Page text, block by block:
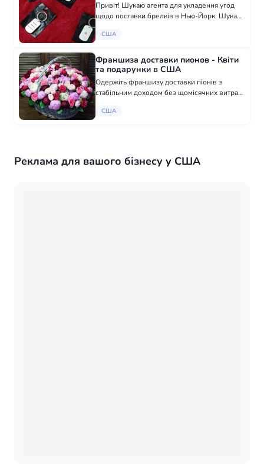
Привіт! Шукаю агента для укладення угод
щодо поставки брелків в Нью-Йорк. Шукаю
щодо поставки моїх брелків із
Нью-Йорка на...
США
Франшиза доставки пионов - Квіти
та подарунки в США
Одержіть франшизу доставки піонів з
стабільним доходом без щомісячних витрат
успішного бізнесу в інших містах.
США
Реклама для вашого бізнесу у США